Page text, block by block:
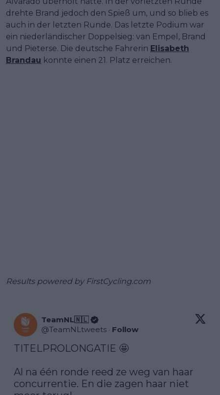
drehte Brand jedoch den Spieß um, und so blieb es
auch in der letzten Runde. Das letzte Podium war
ein niederländischer Doppelsieg: van Empel, Brand
und Pieterse. Die deutsche Fahrerin Elisabeth
Brandau konnte einen 21. Platz erreichen.
Results powered by FirstCycling.com
TeamNL🇳🇱
@TeamNLtweets · Follow
TITELPROLONGATIE 🤩
Al na één ronde reed ze weg van haar
concurrentie. En die zagen haar niet